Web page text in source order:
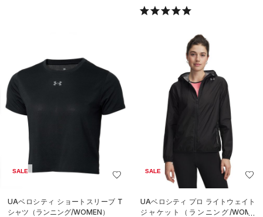
SALE
UAベロシティ ショートスリーブ T
シャツ（ランニング/WOMEN）
SALE
UAベロシティ プロ ライトウェイト
ジャケット（ランニング/WOME